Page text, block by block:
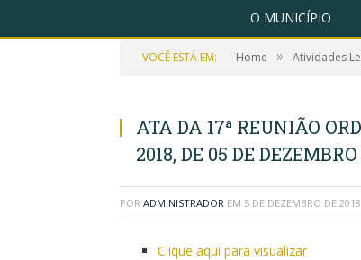
O MUNICÍPIO
VOCÊ ESTÁ EM: Home » Atividades
ATA DA 17ª REUNIÃO
2018, DE 05 DE
POR ADMINISTRADOR EM 5 DE DEZEMBRO DE 2018
Clique aqui para visualizar